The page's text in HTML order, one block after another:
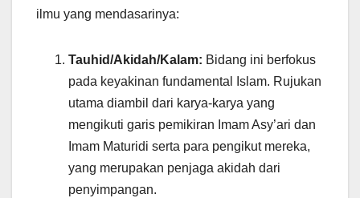
ilmu yang mendasarinya:
Tauhid/Akidah/Kalam: Bidang ini berfokus
pada keyakinan fundamental Islam. Rujukan
utama diambil dari karya-karya yang
mengikuti garis pemikiran Imam Asy’ari dan
Imam Maturidi serta para pengikut mereka,
yang merupakan penjaga akidah dari
penyimpangan.